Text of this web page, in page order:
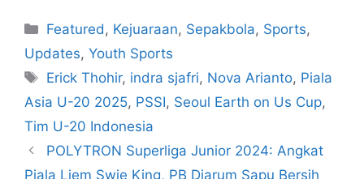
Featured , Kejuaraan, Sepakbola, Sports,
Updates, Youth Sports
Erick Thohir, indra sjafri, Nova Arianto, Piala
Asia U-20 2025, PSSI, Seoul Earth on Us Cup,
Tim U-20 Indonesia
POLYTRON Superliga Junior 2024: Angkat
Piala Liem Swie King, PB Djarum Sapu Bersih